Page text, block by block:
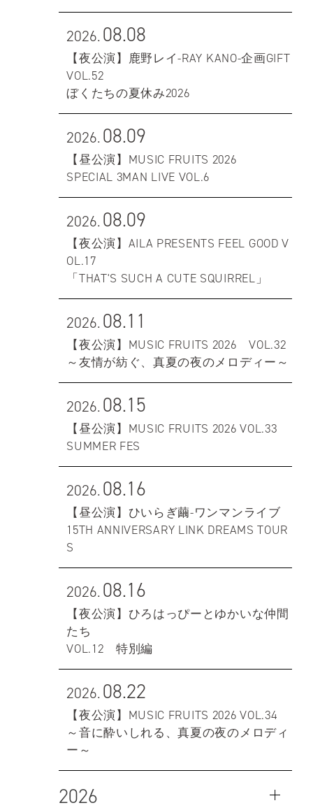
2026.08.08
【夜公演】鹿野レイ-RAY KANO-企画GIFT
VOL.52
ぼくたちの夏休み2026
2026.08.09
【昼公演】MUSIC FRUITS 2026
SPECIAL 3MAN LIVE VOL.6
2026.08.09
【夜公演】AILA PRESENTS FEEL GOOD V
OL.17
「THAT'S SUCH A CUTE SQUIRREL」
2026.08.11
【夜公演】MUSIC FRUITS 2026 VOL.32
～友情が紡ぐ、真夏の夜のメロディー～
2026.08.15
【昼公演】MUSIC FRUITS 2026 VOL.33
SUMMER FES
2026.08.16
【昼公演】ひいらぎ繭-ワンマンライブ
15TH ANNIVERSARY LINK DREAMS TOUR
S
2026.08.16
【夜公演】ひろはっぴーとゆかいな仲間
たち
VOL.12 特別編
2026.08.22
【夜公演】MUSIC FRUITS 2026 VOL.34
～音に酔いしれる、真夏の夜のメロディ
ー～
2026